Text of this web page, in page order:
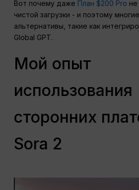
Вот почему даже План $200 Pro не
чистой загрузки - и поэтому
альтернативы, такие как
Global GPT.
Мой опыт
использования
сторонних
Sora 2